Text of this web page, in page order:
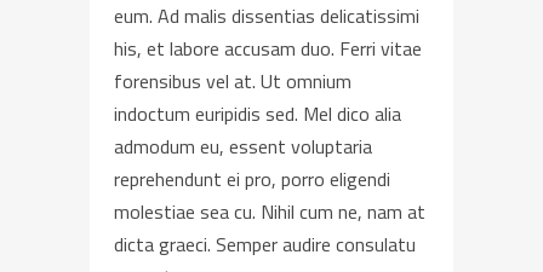
eum. Ad malis dissentias delicatissimi
his, et labore accusam duo. Ferri vitae
forensibus vel at. Ut omnium
indoctum euripidis sed. Mel dico alia
admodum eu, essent voluptaria
reprehendunt ei pro, porro eligendi
molestiae sea cu. Nihil cum ne, nam at
dicta graeci. Semper audire consulatu